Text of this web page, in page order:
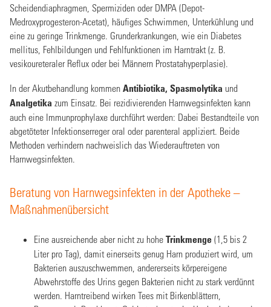
Scheidendiaphragmen, Spermiziden oder DMPA (Depot-
Medroxyprogesteron-Acetat), häufiges Schwimmen, Unterkühlung und
eine zu geringe Trinkmenge. Grunderkrankungen, wie ein Diabetes
mellitus, Fehlbildungen und Fehlfunktionen im Harntrakt (z. B.
vesikoureteraler Reflux oder bei Männern Prostatahyperplasie).
In der Akutbehandlung kommen Antibiotika, Spasmolytika und
Analgetika zum Einsatz. Bei rezidivierenden Harnwegsinfekten kann
auch eine Immunprophylaxe durchführt werden: Dabei Bestandteile von
abgetöteter Infektionserreger oral oder parenteral appliziert. Beide
Methoden verhindern nachweislich das Wiederauftreten von
Harnwegsinfekten.
Beratung von Harnwegsinfekten in der Apotheke –
Maßnahmenübersicht
Eine ausreichende aber nicht zu hohe Trinkmenge (1,5 bis 2
Liter pro Tag), damit einerseits genug Harn produziert wird, um
Bakterien auszuschwemmen, andererseits körpereigene
Abwehrstoffe des Urins gegen Bakterien nicht zu stark verdünnt
werden. Harntreibend wirken Tees mit Birkenblättern,